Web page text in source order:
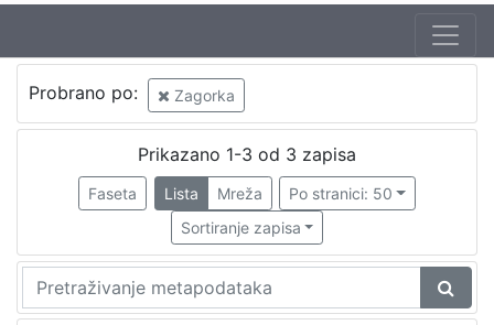
Autor
Zagorka
Izdavač
Knjižnice grada Zagreba
3
Probrano po: Zagorka
Prikazano 1-3 od 3 zapisa
Faseta Lista Mreža
Po stranici: 50
Sortiranje zapisa